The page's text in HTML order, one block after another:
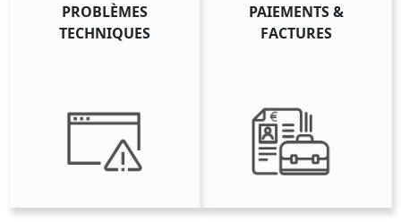
PROBLÈMES
TECHNIQUES
PAIEMENTS &
FACTURES